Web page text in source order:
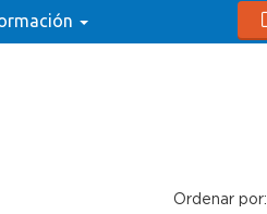
Ordenar por: